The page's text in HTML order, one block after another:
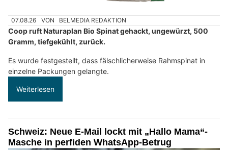
07.08.26 VON BELMEDIA REDAKTION
Coop ruft Naturaplan Bio Spinat gehackt, ungewürzt, 500
Gramm, tiefgekühlt, zurück.
Es wurde festgestellt, dass fälschlicherweise Rahmspinat in
einzelne Packungen gelangte.
Weiterlesen
Schweiz: Neue E-Mail lockt mit „Hallo Mama“-
Masche in perfiden WhatsApp-Betrug